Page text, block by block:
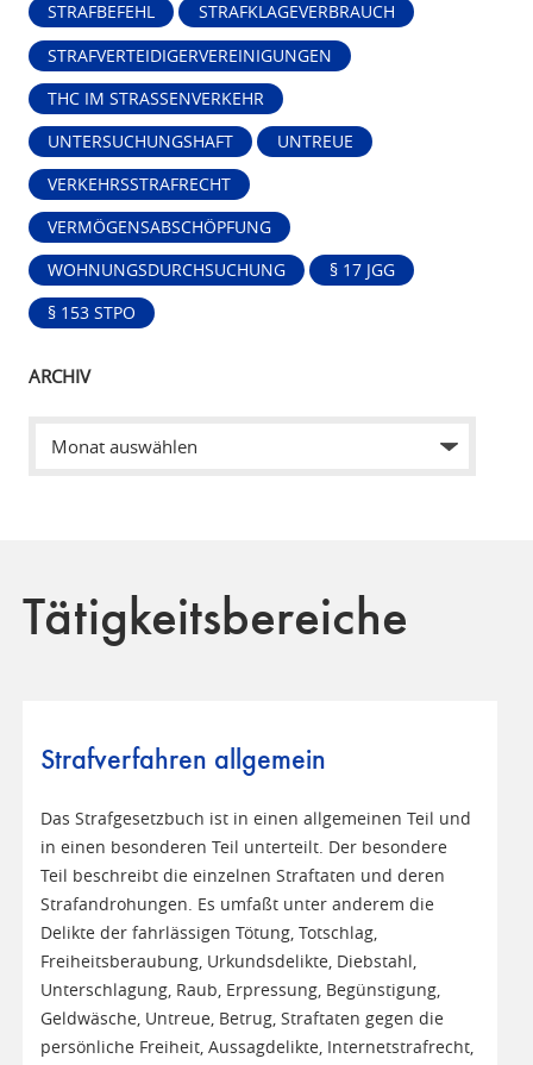
STRAFBEFEHL STRAFKLAGEVERBRAUCH
STRAFVERTEIDIGERVEREINIGUNGEN
THC IM STRASSENVERKEHR
UNTERSUCHUNGSHAFT UNTREUE
VERKEHRSSTRAFRECHT
VERMÖGENSABSCHÖPFUNG
WOHNUNGSDURCHSUCHUNG § 17 JGG
§ 153 STPO
ARCHIV
Tätigkeitsbereiche
Strafverfahren allgemein
Das Strafgesetzbuch ist in einen allgemeinen Teil und
in einen besonderen Teil unterteilt. Der besondere
Teil beschreibt die einzelnen Straftaten und deren
Strafandrohungen. Es umfaßt unter anderem die
Delikte der fahrlässigen Tötung, Totschlag,
Freiheitsberaubung, Urkundsdelikte, Diebstahl,
Unterschlagung, Raub, Erpressung, Begünstigung,
Geldwäsche, Untreue, Betrug, Straftaten gegen die
persönliche Freiheit, Aussagdelikte, Internetstrafrecht,